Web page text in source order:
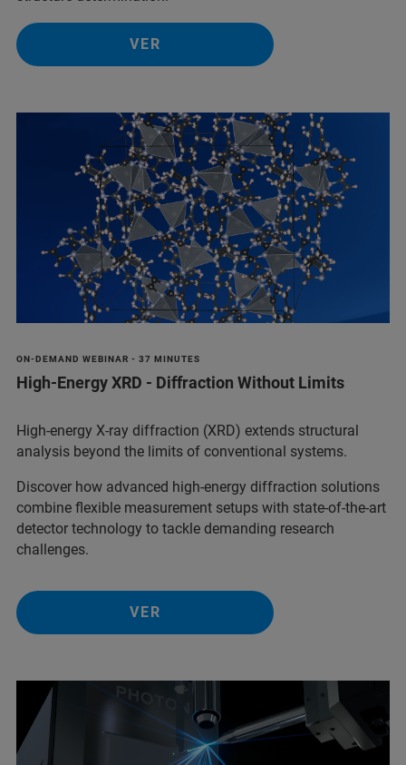
VER
ON-DEMAND WEBINAR - 37 MINUTES
High-Energy XRD - Diffraction Without Limits
High-energy X-ray diffraction (XRD) extends structural
analysis beyond the limits of conventional systems.
Discover how advanced high-energy diffraction solutions
combine flexible measurement setups with state-of-the-art
detector technology to tackle demanding research
challenges.
VER